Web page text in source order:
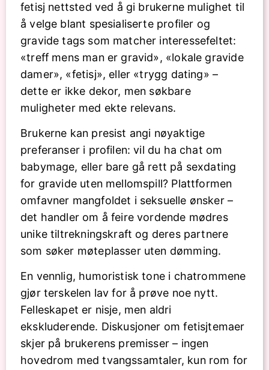
fetisj nettsted ved å gi brukerne mulighet til
å velge blant spesialiserte profiler og
gravide tags som matcher interessefeltet:
«treff mens man er gravid», «lokale gravide
damer», «fetisj», eller «trygg dating» –
dette er ikke dekor, men søkbare
muligheter med ekte relevans.
Brukerne kan presist angi nøyaktige
preferanser i profilen: vil du ha chat om
babymage, eller bare gå rett på sexdating
for gravide uten mellomspill? Plattformen
omfavner mangfoldet i seksuelle ønsker –
det handler om å feire vordende mødres
unike tiltrekningskraft og deres partnere
som søker møteplasser uten dømming.
En vennlig, humoristisk tone i chatrommene
gjør terskelen lav for å prøve noe nytt.
Felleskapet er nisje, men aldri
ekskluderende. Diskusjoner om fetisjtemaer
skjer på brukerens premisser – ingen
hovedrom med tvangssamtaler, kun rom for